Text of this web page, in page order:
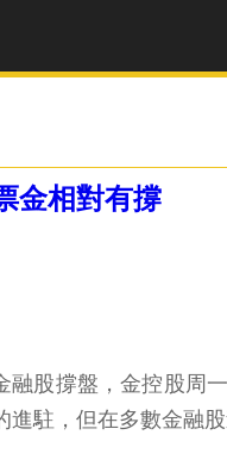
金相對有撐
融股撐盤，金控股周
進駐，但在多數金融